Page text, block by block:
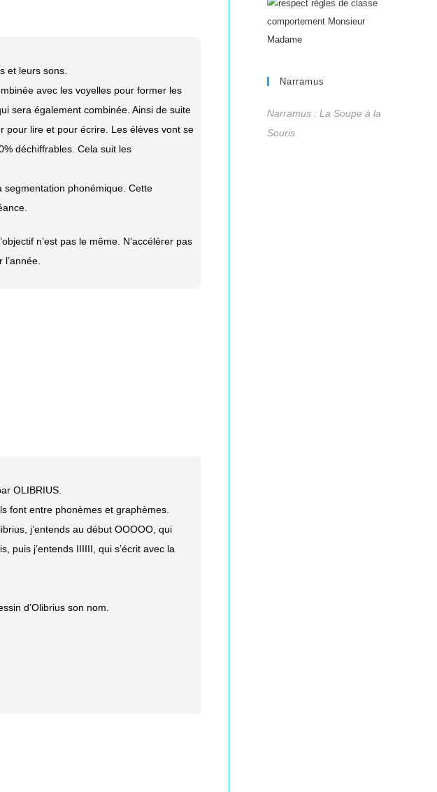
et leurs sons.
avec les voyelles pour former les
sera également combinée. Ainsi de suite
pour lire et pour écrire. Les élèves vont se
déchiffrables. Cela suit les
segmentation phonémique. Cette
n’est pas le même. N’accélérer pas
OLIBRIUS.
font entre phonèmes et graphèmes.
j’entends au début OOOOO, qui
puis j’entends IIIIII, qui s’écrit avec la
d’Olibrius son nom.
Narramus
Narramus : La Soupe à la
Souris